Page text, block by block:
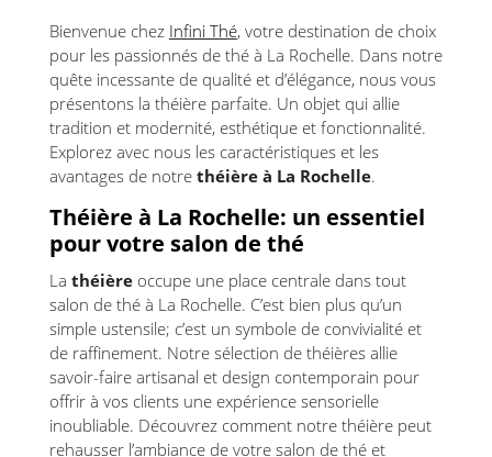
Bienvenue chez Infini Thé, votre destination de choix
pour les passionnés de thé à La Rochelle. Dans notre
quête incessante de qualité et d’élégance, nous vous
présentons la théière parfaite. Un objet qui allie
tradition et modernité, esthétique et fonctionnalité.
Explorez avec nous les caractéristiques et les
avantages de notrethéière à La Rochelle.
Théière à La Rochelle: un essentiel
pour votre salon de thé
La théièreoccupe une place centrale dans tout
salon de thé à La Rochelle. C’est bien plus qu’un
simple ustensile; c’est un symbole de convivialité et
de raffinement. Notre sélection de théières allie
savoir-faire artisanal et design contemporain pour
offrir à vos clients une expérience sensorielle
inoubliable. Découvrez comment notre théière peut
rehausser l’ambiance de votre salon de thé et